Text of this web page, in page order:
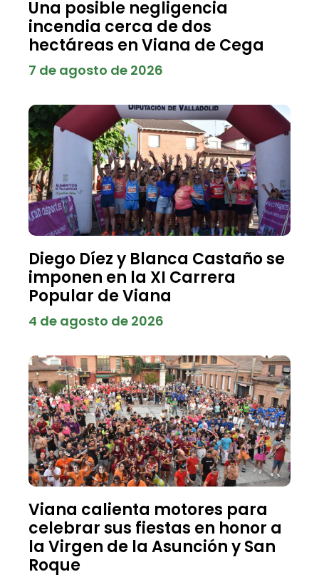
Una posible negligencia
incendia cerca de dos
hectáreas en Viana de Cega
7 de agosto de 2026
Diego Díez y Blanca Castaño se
imponen en la XI Carrera
Popular de Viana
4 de agosto de 2026
Viana calienta motores para
celebrar sus fiestas en honor a
la Virgen de la Asunción y San
Roque